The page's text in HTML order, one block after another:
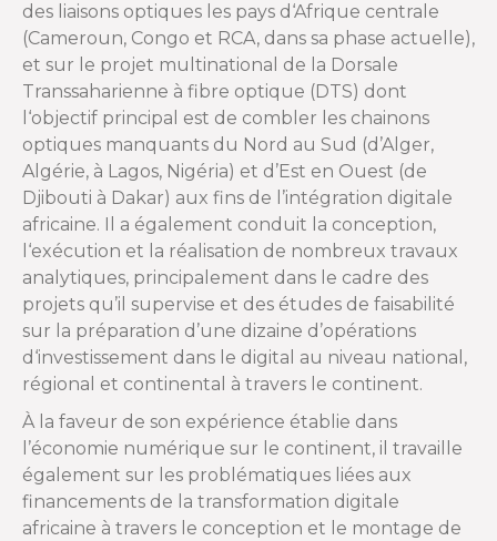
des liaisons optiques les pays d‘Afrique centrale
(Cameroun, Congo et RCA, dans sa phase actuelle),
et sur le projet multinational de la Dorsale
Transsaharienne à fibre optique (DTS) dont
l‘objectif principal est de combler les chainons
optiques manquants du Nord au Sud (d’Alger,
Algérie, à Lagos, Nigéria) et d’Est en Ouest (de
Djibouti à Dakar) aux fins de l’intégration digitale
africaine. Il a également conduit la conception,
l‘exécution et la réalisation de nombreux travaux
analytiques, principalement dans le cadre des
projets qu’il supervise et des études de faisabilité
sur la préparation d’une dizaine d’opérations
d‘investissement dans le digital au niveau national,
régional et continental à travers le continent.
À la faveur de son expérience établie dans
l’économie numérique sur le continent, il travaille
également sur les problématiques liées aux
financements de la transformation digitale
africaine à travers le conception et le montage de